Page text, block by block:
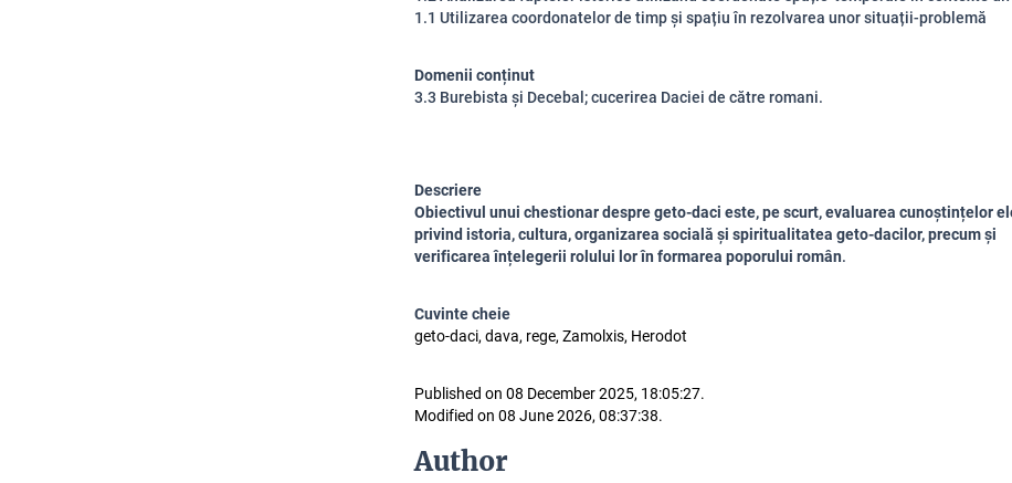
1.1 Utilizarea coordonatelor de timp și spațiu în rezolvarea unor situații-problemă
Domenii conținut
3.3 Burebista și Decebal; cucerirea Daciei de către romani.
Descriere
Obiectivul unui chestionar despre geto-daci este, pe scurt,evaluarea cunoștințelor
privind istoria, cultura, organizarea socială și spiritualitatea geto-dacilor, precum și
verificarea înțelegerii rolului lor în formarea poporului român.
Cuvinte cheie
geto-daci, dava, rege, Zamolxis, Herodot
Published on 08 December 2025, 18:05:27.
Modified on 08 June 2026, 08:37:38.
Author